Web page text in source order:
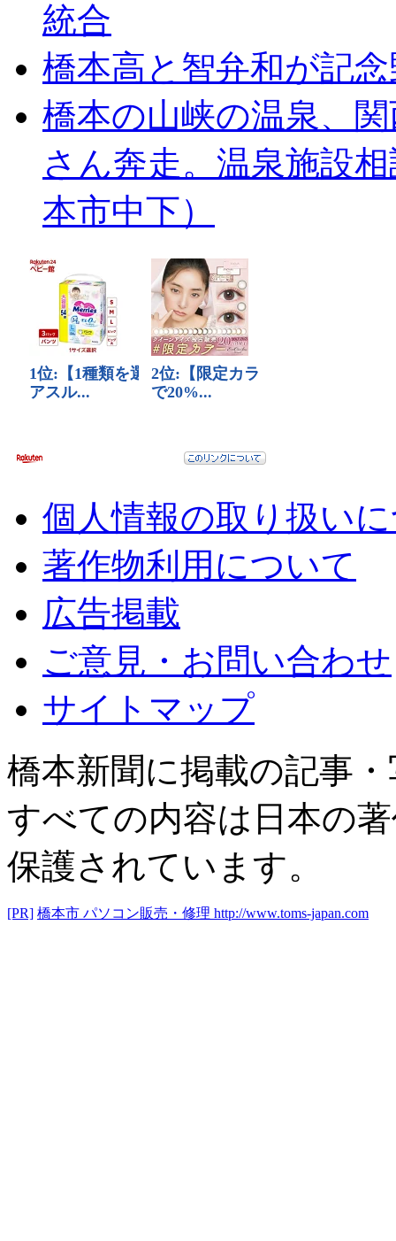
統合
橋本高と智弁和が記
橋本の山峡の温泉、
さん奔走。温泉施設
本市中下）
個人情報の取り扱い
著作物利用について
広告掲載
ご意見・お問い合わせ
サイトマップ
橋本新聞に掲載の記事
すべての内容は日本の
保護されています。
[PR] 橋本市 パソコン販売・修理 http://www.toms-japan.com